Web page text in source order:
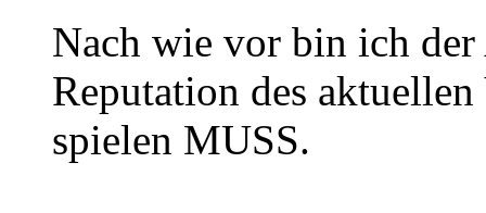
Nach wie vor bin ich der
Reputation des
spielen MUSS.